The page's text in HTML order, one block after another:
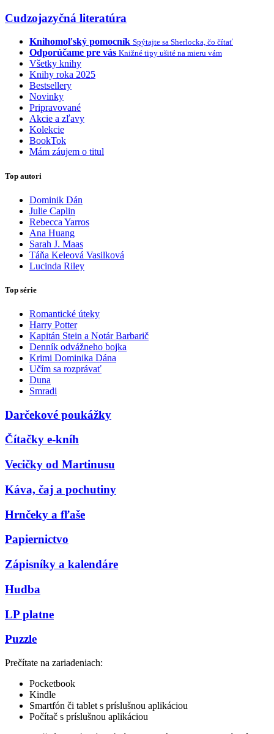
Cudzojazyčná literatúra
Knihomoľský pomocník Spýtajte sa Sherlocka, čo čítať
Odporúčame pre vás Knižné tipy ušité na mieru vám
Všetky knihy
Knihy roka 2025
Bestsellery
Novinky
Pripravované
Akcie a zľavy
Kolekcie
BookTok
Mám záujem o titul
Top autori
Dominik Dán
Julie Caplin
Rebecca Yarros
Ana Huang
Sarah J. Maas
Táňa Keleová Vasilková
Lucinda Riley
Top série
Romantické úteky
Harry Potter
Kapitán Stein a Notár Barbarič
Denník odvážneho bojka
Krimi Dominika Dána
Učím sa rozprávať
Duna
Smradi
Darčekové poukážky
Čítačky e-kníh
Vecičky od Martinusu
Káva, čaj a pochutiny
Hrnčeky a fľaše
Papiernictvo
Zápisníky a kalendáre
Hudba
LP platne
Puzzle
Prečítate na zariadeniach:
Pocketbook
Kindle
Smartfón či tablet s príslušnou aplikáciou
Počítač s príslušnou aplikáciou